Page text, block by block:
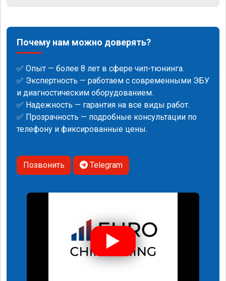
Почему нам можно доверять?
✅ Опыт — более 8 лет в сфере чип-тюнинга.
✅ Экспертность — работаем с современными ЭБУ
и диагностическим оборудованием.
✅ Надежность — гарантия на все виды работ.
✅ Прозрачность — подробные консультации по
телефону и фиксированные цены.
Позвонить Telegram